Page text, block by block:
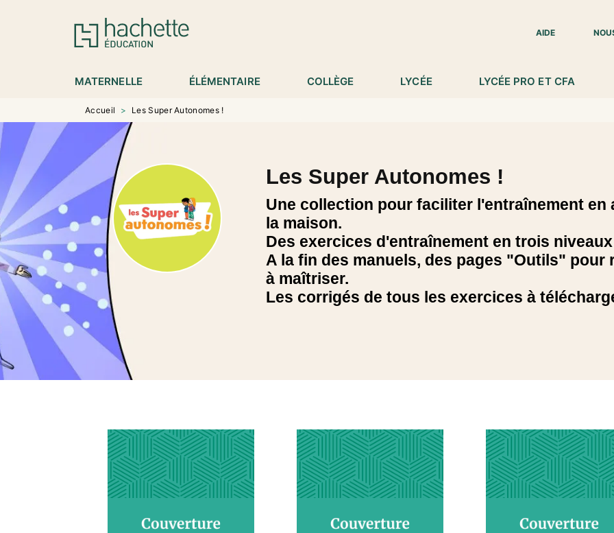
MENU RECHERCHE
AIDE
MATERNELLE ÉLÉMENTAIRE COLLÈGE LYCÉE LYCÉE PRO ET CFA
Accueil > Les Super Autonomes !
Les Super Autonomes !
Une collection pour faciliter l'entraînement en
la maison.
Des exercices d'entraînement en trois
A la fin des manuels, des pages "Outils"
à maîtriser.
Les corrigés de tous les exercices à